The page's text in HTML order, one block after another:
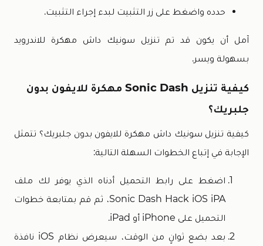
حدده واضغط على زر التثبيت لبدء إجراء التثبيت.
آمل أن يكون قد تم تنزيل سونيك داش مهكرة للاندرويد
بسهولة ويسر.
كيفية تنزيل Sonic Dash مهكرة للايفون بدون
جلبريك؟
كيفية تنزيل سونيك داش مهكرة للايفون بدون جلبريك؟ تتمثل
الإجابة في إتباع الخطوات السهلة التالية:
اضغط على رابط التحميل أدناه الذي يوفر لك ملف
Sonic Dash Hack iOS iPA، ثم قم بمتابعة خطوات
التحميل على iPhone أو iPad.
بعد بضع ثوانٍ من الوقت، سيعرض نظام iOS نافذة